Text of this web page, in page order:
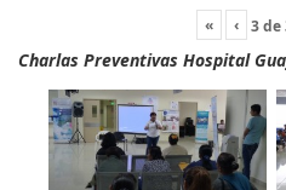
« ‹ 3de
Charlas Preventivas Hospital